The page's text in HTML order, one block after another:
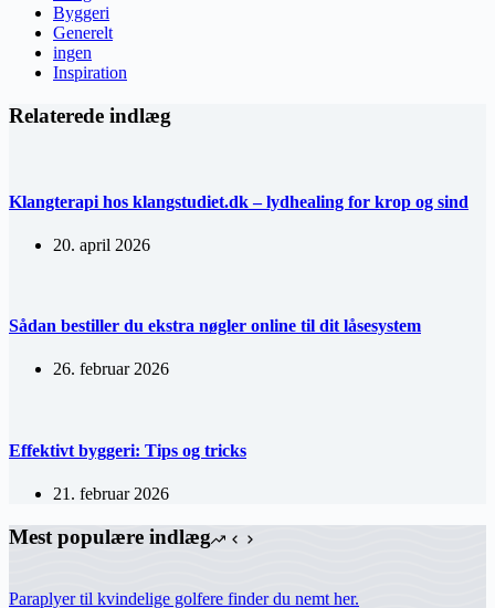
Byggeri
Generelt
ingen
Inspiration
Relaterede indlæg
Klangterapi hos klangstudiet.dk – lydhealing for krop og sind
20. april 2026
Sådan bestiller du ekstra nøgler online til dit låsesystem
26. februar 2026
Effektivt byggeri: Tips og tricks
21. februar 2026
Mest populære indlæg
Paraplyer til kvindelige golfere finder du nemt her.